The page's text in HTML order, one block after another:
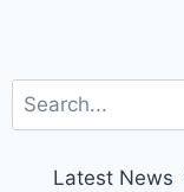
Latest News